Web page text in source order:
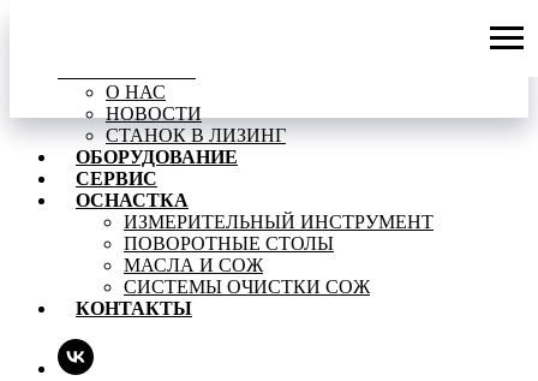
О НАС
НОВОСТИ
СТАНОК В ЛИЗИНГ
ОБОРУДОВАНИЕ
СЕРВИС
ОСНАСТКА
ИЗМЕРИТЕЛЬНЫЙ ИНСТРУМЕНТ
ПОВОРОТНЫЕ СТОЛЫ
МАСЛА И СОЖ
СИСТЕМЫ ОЧИСТКИ СОЖ
КОНТАКТЫ